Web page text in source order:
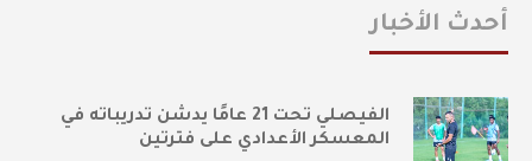
أحدث الأخبار
الفيصلي تحت 21 عامًا يدشن تدريباته في
المعسكر الأعدادي على فترتين